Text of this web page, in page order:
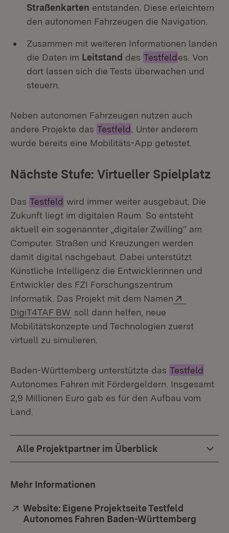
Straßenkarten entstanden. Diese erleichtern
den autonomen Fahrzeugen die Navigation.
Zusammen mit weiteren Informationen landen
die Daten im Leitstand des Testfeldes. Von
dort lassen sich die Tests überwachen und
steuern.
Neben autonomen Fahrzeugen nutzen auch
andere Projekte das Testfeld
. Unter anderem
wurde bereits eine Mobilitäts-App getestet.
Nächste Stufe: Virtueller Spielplatz
Das Testfeld wird immer weiter ausgebaut. Die
Zukunft liegt im digitalen Raum. So entsteht
aktuell ein sogenannter „digitaler Zwilling“ am
Computer. Straßen und Kreuzungen werden
damit digital nachgebaut. Dabei unterstützt
Künstliche Intelligenz die Entwicklerinnen und
Entwickler des FZI Forschungszentrum
Informatik. Das Projekt mit dem Namen
DigiT4TAF BW (Öffnet in neuem Fenster)
soll dann helfen, neue
Mobilitätskonzepte und Technologien zuerst
virtuell zu simulieren.
Baden-Württemberg unterstützte das Testfeld
Autonomes Fahren mit Fördergeldern. Insgesamt
2,9 Millionen Euro gab es für den Aufbau vom
Land.
Alle Projektpartner im Überblick
Mehr Informationen
Extern:
Website: Eigene Projektseite Testfeld
Autonomes Fahren Baden-Württemberg